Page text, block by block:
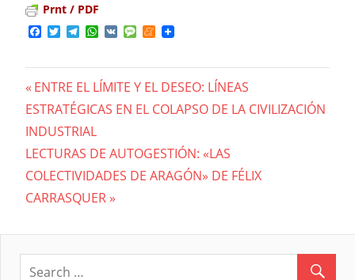
Prnt / PDF
Facebook
TwitterTelegram
WhatsApp
VK MessageMeneame
Navegación
de
entradas
Previous
Post:
ENTRE EL LÍMITE Y EL DESEO: LÍNEAS
ESTRATÉGICAS EN EL COLAPSO DE LA CIVILIZACIÓN
INDUSTRIAL
Next
Post:
LECTURAS DE AUTOGESTIÓN: «LAS
COLECTIVIDADES DE ARAGÓN» DE FÉLIX
CARRASQUER